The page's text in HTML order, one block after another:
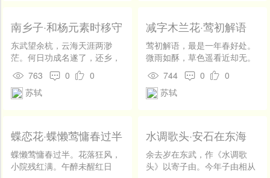
的文章气势磅礴，善于腾挪变化。叙事记游的散文既充满诗情画意，
又深含理趣。《喜雨亭记》、《石钟山记》、前后《赤壁赋》是其代
表作品。词作多达三百四五十首，突破了相思离别、男欢女爱的藩
篱，反映社会现实生活，抒写报国爱民的情怀。「无意不可入，无事
发展史上开创了豪放词派。代表作品有《江城子·密州出猎》、《水调
歌头·明月几时有》、《念奴娇·赤壁怀古》等。爱情词、咏物词均有佳
恐，虽有百盎，可得而间哉？
嗟夫！世之君子，欲求非常之
功，则无务为自全之计。使错
自将而讨吴楚，未必无功，惟
其欲自固其身，而天子不悦。
奸臣得以乘其隙，错之所以自
全者，乃其所以自祸欤！
妄推之矣。呜呼!吾子其去此，
而务学也哉!博观而约取，厚积
而薄发，吾告子止于此矣。 子
由者，吾弟也，其亦以是语
之。
庄生天籁，刚道有雌雄。一点
浩然气，千里快哉风。
小舟横截春江，卧看翠壁红楼
起。云间笑语，使君高会，佳
人半醉。危柱哀弦，艳歌余
响，绕云萦水。念故人老大，
风流未减，独回首、烟波里。
推枕惘然不见，但空江、月明
千里。五湖闻道，扁舟归去，
端来见我，也参差是。
南乡子·和杨元素时移守
密州
东武望余杭，云海天涯两渺
茫。何日功成名遂了，还乡，
醉笑陪公三万场。 不用诉离
觞，痛饮从来别有肠。今夜送
归灯火冷，河塘，堕泪羊公却
763 0
0
苏轼
减字木兰花·莺初解语
莺初解语，最是一年春好处。
微雨如酥，草色遥看近却无。
休辞醉倒，花不看开人易老。
莫待春回，颠倒红英间绿苔。
744 0
0
苏轼
蝶恋花·蝶懒莺慵春过半
蝶懒莺慵春过半。花落狂风，
小院残红满。午醉未醒红日
水调歌头·安石在东海
余去岁在东武，作《水调歌
头》以寄子由。今年子由相从